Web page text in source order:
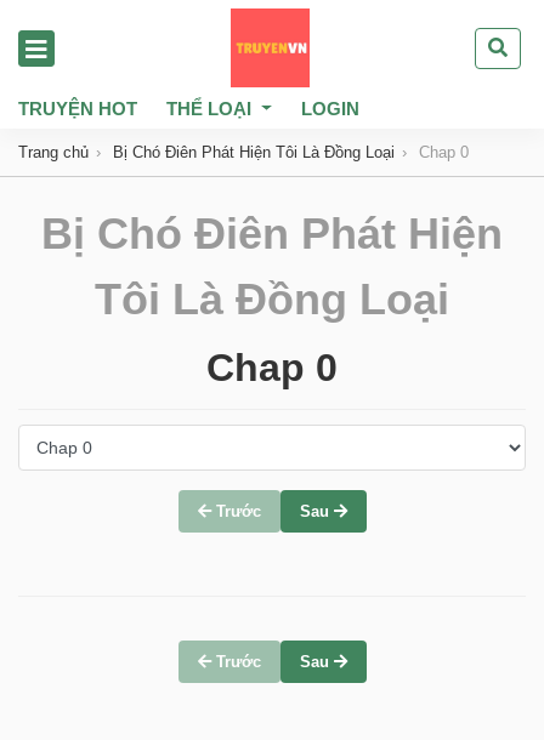
TRUYỆN HOT THỂ LOẠI LOGIN
Trang chủ Bị Chó Điên Phát Hiện Tôi Là Đồng Loại Chap 0
Bị Chó Điên Phát Hiện
Tôi Là Đồng Loại
Chap 0
Trước Sau
Trước Sau